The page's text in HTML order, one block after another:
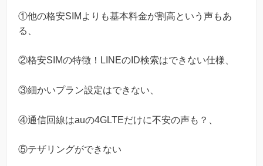
①他の格安SIMよりも基本料金が割高という声もあ
る、
②格安SIMの特徴！LINEのID検索はできない仕様、
③細かいプラン設定はできない、
④通信回線はauの4GLTEだけに不安の声も？、
⑤テザリングができない